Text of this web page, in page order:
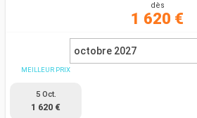
dès
1 620 €
octobre 2027
MEILLEUR PRIX
5 Oct.
1 620 €
Rechercher